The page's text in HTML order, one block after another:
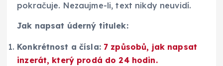
pokračuje. Nezaujme-li, text nikdy neuvidí.
Jak napsat úderný titulek:
Konkrétnost a čísla: 7 způsobů, jak napsat
inzerát, který prodá do 24 hodin.